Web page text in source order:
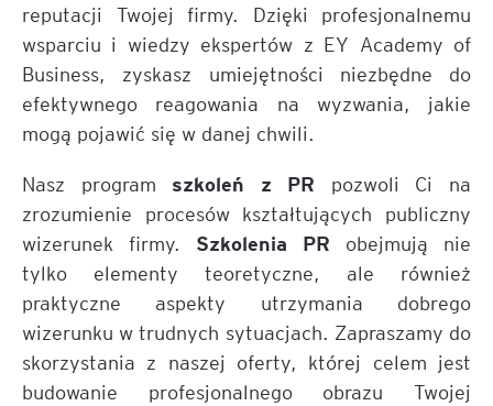
reputacji Twojej firmy. Dzięki profesjonalnemu
wsparciu i wiedzy ekspertów z EY Academy of
Business, zyskasz umiejętności niezbędne do
efektywnego reagowania na wyzwania, jakie
mogą pojawić się w danej chwili.
Nasz program szkoleń z PR pozwoli Ci na
zrozumienie procesów kształtujących publiczny
wizerunek firmy. Szkolenia PR obejmują nie
tylko elementy teoretyczne, ale również
praktyczne aspekty utrzymania dobrego
wizerunku w trudnych sytuacjach. Zapraszamy do
skorzystania z naszej oferty, której celem jest
budowanie profesjonalnego obrazu Twojej